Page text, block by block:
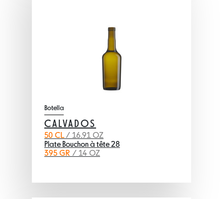
Botella
CALVADOS
50 CL/ 16.91 OZ
Plate Bouchon à tête 28
395 GR / 14 OZ